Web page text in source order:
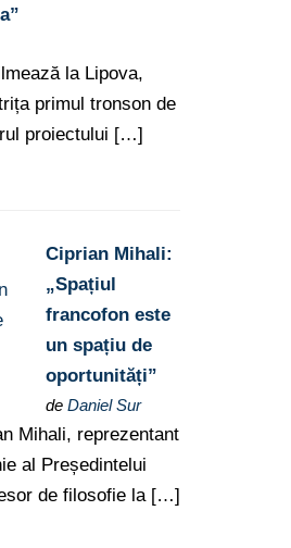
la Lipova,
primul tronson de
proiectului […]
Ciprian Mihali:
„Spațiul
francofon este
un spațiu de
oportunități”
de Daniel Sur
Mihali, reprezentant
al Președintelui
de filosofie la […]